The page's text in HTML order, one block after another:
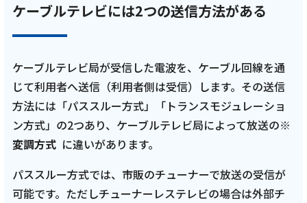
ケーブルテレビには2つの送信方法がある
ケーブルテレビ局が受信した電波を、ケーブル回線を通
じて利用者へ送信（利用者側は受信）します。その送信
方法には「パススルー方式」「トランスモジュレーショ
ン方式」の2つあり、ケーブルテレビ局によって放送の※
変調方式 に違いがあります。
パススルー方式では、市販のチューナーで放送の受信が
可能です。ただしチューナーレステレビの場合は外部チ